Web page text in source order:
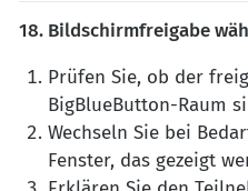
18. Bildschirmfreigabe
Prüfen Sie, ob der
BigBlueButton-Raum
Wechseln Sie bei
Fenster, das gezeigt